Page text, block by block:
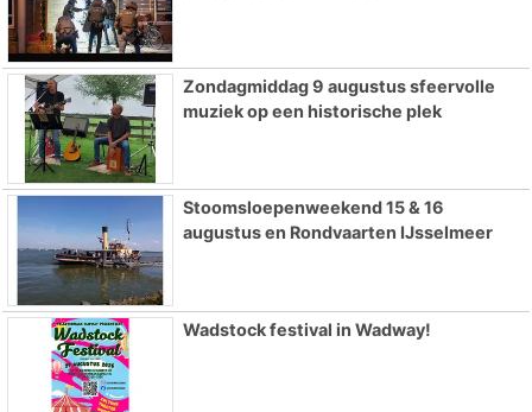
Zondagmiddag 9 augustus sfeervolle
muziek op een historische plek
Stoomsloepenweekend 15 & 16
augustus en Rondvaarten IJsselmeer
Wadstock festival in Wadway!